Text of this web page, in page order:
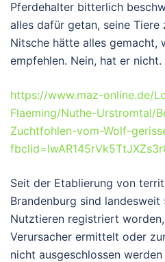
Pferdehalter bitterlich
alles dafür getan, seine Tiere
Nitsche hätte alles gemacht,
empfehlen. Nein, hat er nicht.
https://www.maz-online.de/
Flaeming/Nuthe-Urstromtal/
Zuchtfohlen-vom-Wolf-
Seit der Etablierung von
Brandenburg sind landesweit
Nutztieren registriert
Verursacher ermittelt oder
nicht ausgeschlossen